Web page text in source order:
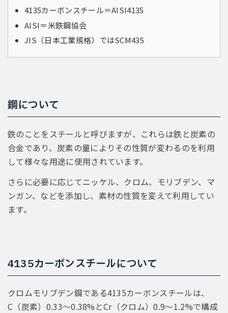
4135カーボンスチール＝AISI4135
AISI＝米鉄鋼協会
JIS（日本工業規格）ではSCM435
鋼について
鉄のことをスチールと呼びますが、これらは鉄と炭素の
合金であり、炭素の量によりその性質が変わるのを利用
して様々な用途に使用されています。
さらに必要に応じてニッケル、クロム、モリブデン、マ
ンガン、などを添加し、素材の性質を変えて利用してい
ます。
4135カーボンスチールについて
クロムモリブデン鋼である4135カーボンスチールは、
C（炭素）0.33〜0.38%とCr（クロム）0.9〜1.2%で構成